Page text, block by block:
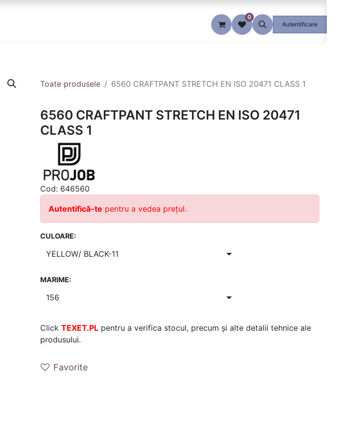
0
Autentificare
Toate produsele 6560 CRAFTPANT STRETCH EN ISO 20471 CLASS 1
6560 CRAFTPANT STRETCH EN ISO 20471
CLASS 1
Cod: 646560
Autentifică-te pentru a vedea prețul.
CULOARE:
MARIME:
Click TEXET.PL pentru a verifica stocul, precum și alte detalii tehnice ale
produsului.
Favorite